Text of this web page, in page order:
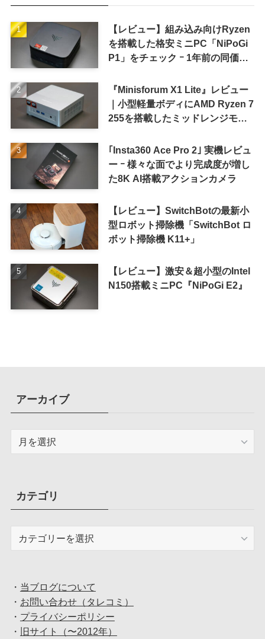
【レビュー】組み込み向けRyzen
を搭載した格安ミニPC「NiPoGi
P1」をチェック ｰ 1年前の同価格
『Minisforum X1 Lite』レビュー
｜小型軽量ボディにAMD Ryzen 7
255を搭載したミッドレンジモデ
｢Insta360 Ace Pro 2｣ 実機レビュ
ー ｰ 様々な面でより完成度が増し
た8K AI搭載アクションカメラ
【レビュー】SwitchBotの最新小
型ロボット掃除機「SwitchBot ロ
ボット掃除機 K11+」
【レビュー】激安＆超小型のIntel
N150搭載ミニPC『NiPoGi E2』
アーカイブ
ブカテゴリ
・ 当ブログについて
・ お問い合わせ（タレコミ）
・ プライバシーポリシー
・
旧サイト（〜2012年）